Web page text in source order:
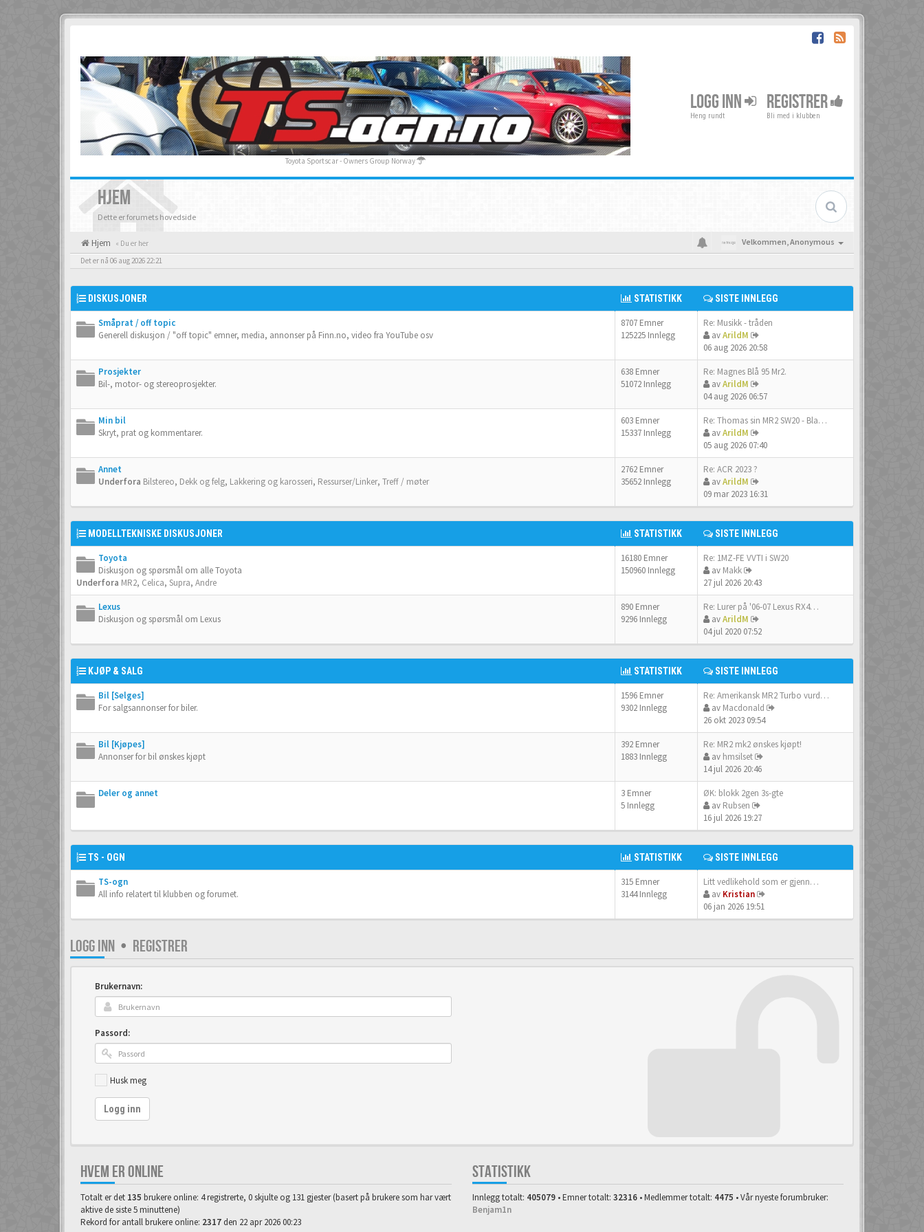
Toyota Sportscar - Owners Group Norway
LOGG INN
Heng rundt
REGISTRER
Bli med i klubben
HJEM
Dette er forumets hovedside
Hjem « Du er her Velkommen,Anonymous
Det er nå 06 aug 2026 22:21
DISKUSJONER STATISTIKK SISTE INNLEGG
Småprat / off topic
Generell diskusjon / "off topic" emner, media, annonser på Finn.no, video fra YouTube osv
8707 Emner
125225 Innlegg
Re: Musikk - tråden
avArildM
06 aug 2026 20:58
Prosjekter
Bil-, motor- og stereoprosjekter.
638 Emner
51072 Innlegg
Re: Magnes Blå 95 Mr2.
avArildM
04 aug 2026 06:57
Min bil
Skryt, prat og kommentarer.
603 Emner
15337 Innlegg
Re: Thomas sin MR2 SW20 - Bla…
avArildM
05 aug 2026 07:40
Annet
Underfora Bilstereo, Dekk og felg, Lakkering og karosseri, Ressurser/Linker, Treff / møter
2762 Emner
35652 Innlegg
Re: ACR 2023 ?
avArildM
09 mar 2023 16:31
MODELLTEKNISKE DISKUSJONER STATISTIKK SISTE INNLEGG
Toyota
Diskusjon og spørsmål om alle Toyota
Underfora MR2, Celica, Supra, Andre
16180 Emner
150960 Innlegg
Re: 1MZ-FE VVTI i SW20
av Makk
27 jul 2026 20:43
Lexus
Diskusjon og spørsmål om Lexus
890 Emner
9296 Innlegg
Re: Lurer på '06-07 Lexus RX4…
avArildM
04 jul 2020 07:52
KJØP & SALG STATISTIKK SISTE INNLEGG
Bil [Selges]
For salgsannonser for biler.
1596 Emner
9302 Innlegg
Re: Amerikansk MR2 Turbo vurd…
av Macdonald
26 okt 2023 09:54
Bil [Kjøpes]
Annonser for bil ønskes kjøpt
392 Emner
1883 Innlegg
Re: MR2 mk2 ønskes kjøpt!
av hmsilset
14 jul 2026 20:46
Deler og annet
3 Emner
5 Innlegg
ØK: blokk 2gen 3s-gte
av Rubsen
16 jul 2026 19:27
TS - OGN STATISTIKK SISTE INNLEGG
TS-ogn
All info relatert til klubben og forumet.
315 Emner
3144 Innlegg
Litt vedlikehold som er gjenn…
av Kristian
06 jan 2026 19:51
LOGG INN • REGISTRER
Brukernavn:
Passord:
Husk meg
Logg inn
HVEM ER ONLINE
Totalt er det 135 brukere online: 4 registrerte, 0 skjulte og 131 gjester (basert på brukere som har vært
aktive de siste 5 minuttene)
Rekord for antall brukere online: 2317 den 22 apr 2026 00:23
STATISTIKK
Innlegg totalt: 405079 • Emner totalt: 32316 • Medlemmer totalt: 4475 • Vår nyeste forumbruker:
Benjam1n